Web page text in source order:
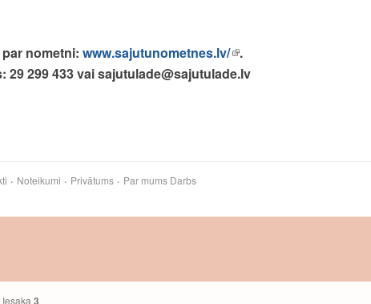
nometni: www.sajutunometnes.lv/ .
29 299 433 vai sajutulade@sajutulade.lv
Iesaka 3
Noteikumi Privātums Par mums Darbs